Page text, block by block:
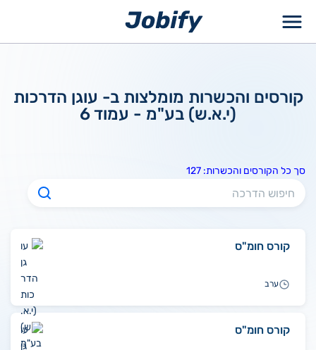
קורסים והכשרות מומלצות ב- עוגן הדרכות
(י.א.ש) בע"מ - עמוד 6
סך כל הקורסים והכשרות: 127
קורס חומ"ס
ערב
קורס חומ"ס